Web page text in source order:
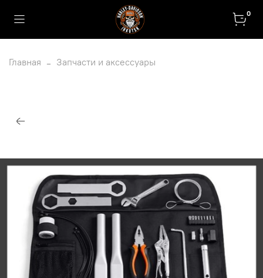
0
Главная Запчасти и аксессуары